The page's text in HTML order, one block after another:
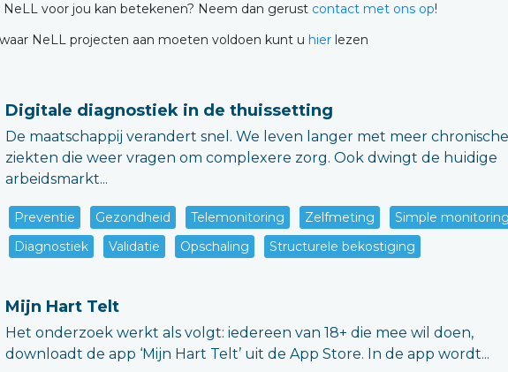
voor jou kan betekenen? Neem dan gerust contact met ons op!
NeLL projecten aan moeten voldoen kunt u hier lezen
Digitale diagnostiek in de thuissetting
De maatschappij verandert snel. We leven langer met meer chronische
ziekten die weer vragen om complexere zorg. Ook dwingt de huidige
arbeidsmarkt...
Preventie Gezondheid Telemonitoring Zelfmeting
Simple monitoring
Diagnostiek
Validatie Opschaling Structurele bekostiging
Mijn Hart Telt
Het onderzoek werkt als volgt: iedereen van 18+ die mee wil doen,
downloadt de app ‘Mijn Hart Telt’ uit de App Store. In de app wordt...